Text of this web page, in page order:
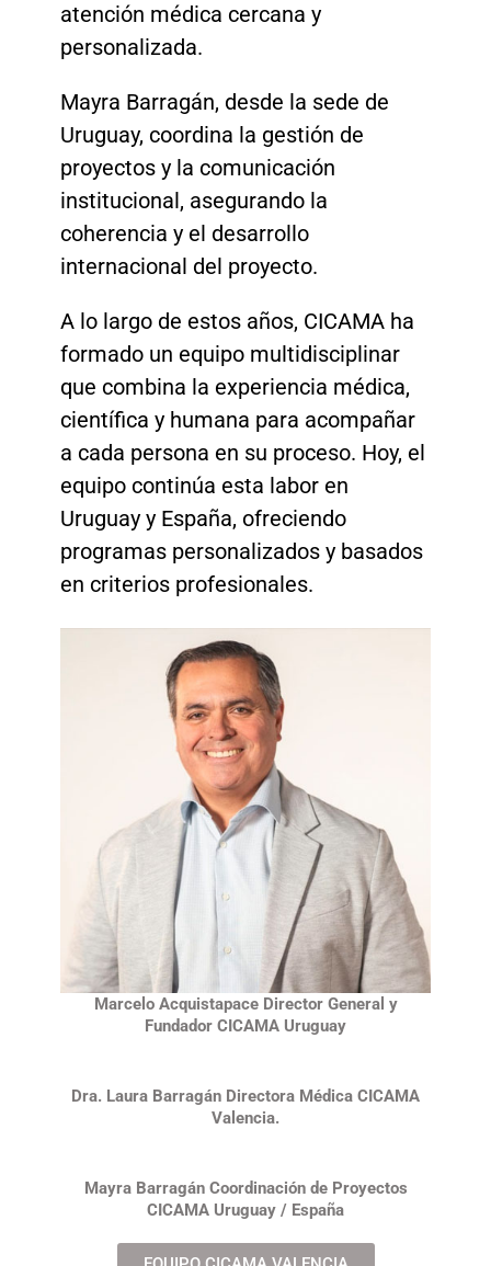
atención médica cercana y
personalizada.
Mayra Barragán, desde la sede de
Uruguay, coordina la gestión de
proyectos y la comunicación
institucional, asegurando la
coherencia y el desarrollo
internacional del proyecto.
A lo largo de estos años, CICAMA ha
formado un equipo multidisciplinar
que combina la experiencia médica,
científica y humana para acompañar
a cada persona en su proceso. Hoy, el
equipo continúa esta labor en
Uruguay y España, ofreciendo
programas personalizados y basados
en criterios profesionales.
Marcelo Acquistapace Director General y
Fundador CICAMA Uruguay
Dra. Laura Barragán Directora Médica CICAMA
Valencia.
Mayra Barragán Coordinación de Proyectos
CICAMA Uruguay / España